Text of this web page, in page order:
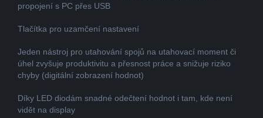
propojení s PC přes USB
Tlačítka pro uzamčení nastavení
Jeden nástroj pro utahování spojů na utahovací moment či
úhel zvyšuje produktivitu a přesnost práce a snižuje riziko
chyby (digitální zobrazení hodnot)
Díky LED diodám snadné odečtení hodnot i tam, kde není
vidět na display